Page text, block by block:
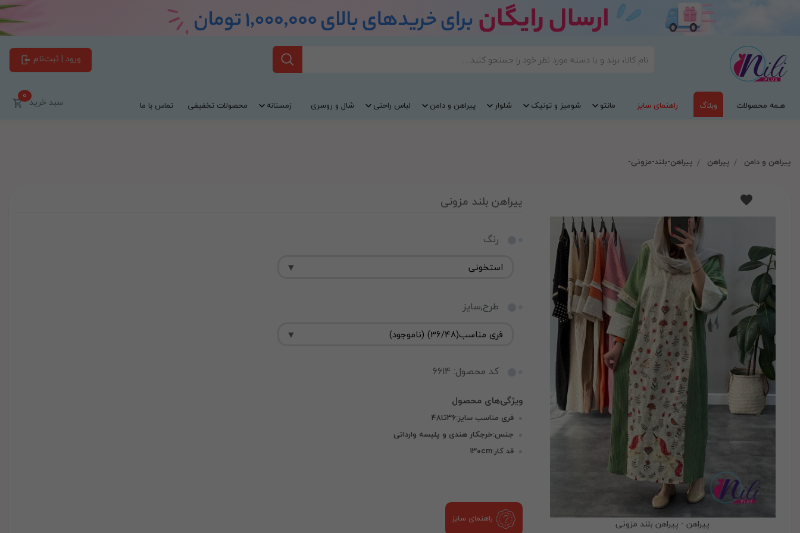
ورود | ثبت‌نام
هـمه محصولات وبلاگ راهنمای سایز مانتو شومیز و تونیک شلوار پیراهن و دامن لباس راحتی شال و روسری زمستانه محصولات تخفیفی تماس با ما سبد خرید0
پیراهن و دامن پیراهن پیراهن-بلند-مزونی-
پیراهن - پیراهن بلند مزونی
پیراهن بلند مزونی
رنگ
طرح,سایز
کد محصول: 6614
فری مناسب سایز:۳۶تا۴۸
جنس:خرجکار هندی و پلیسه وارداتی
قد کار:۱۳۰cm
راهنمای سایز